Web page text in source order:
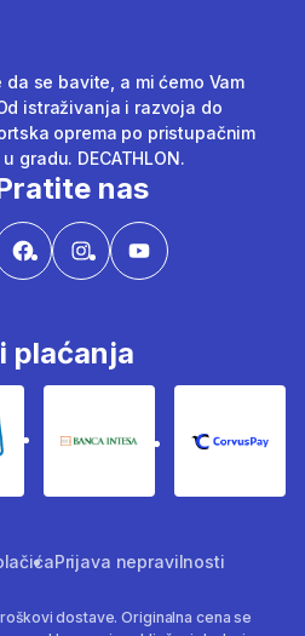
se bavite, a mi ćemo Vam
istraživanja i razvoja do
oprema po pristupačnim
gradu. DECATHLON.
nas
plaćanja
karticeBanka Intesa
Prijava nepravilnosti
dostave. Originalna cena se